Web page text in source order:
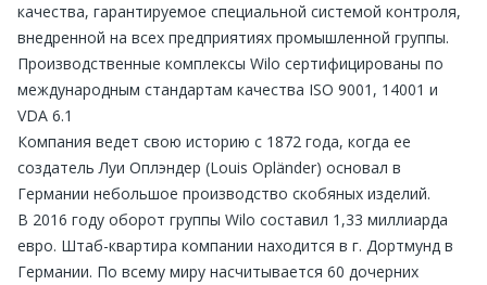
качества, гарантируемое специальной системой контроля,
внедренной на всех предприятиях промышленной группы.
Производственные комплексы Wilo сертифицированы по
международным стандартам качества ISO 9001, 14001 и
VDA 6.1
Компания ведет свою историю с 1872 года, когда ее
создатель Луи Оплэндер (Louis Opländer) основал в
Германии небольшое производство скобяных изделий.
В 2016 году оборот группы Wilo составил 1,33 миллиарда
евро. Штаб-квартира компании находится в г. Дортмунд в
Германии. По всему миру насчитывается 60 дочерних